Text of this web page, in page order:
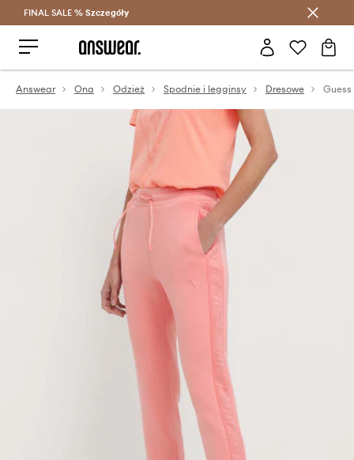
Oszczędzaj z Answear Club >
FINAL SALE % Szczegóły
Answear Ona Odzież Spodnie i legginsy Dresowe